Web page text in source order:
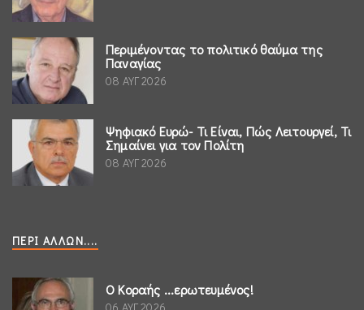
Περιμένοντας το πολιτικό θαύμα της
Παναγίας
08 ΑΥΓ 2026
Ψηφιακό Ευρώ- Τι Είναι, Πώς Λειτουργεί, Τι
Σημαίνει για τον Πολίτη
08 ΑΥΓ 2026
ΠΕΡΊ ΆΛΛΩΝ....
Ο Κοραής ...ερωτευμένος!